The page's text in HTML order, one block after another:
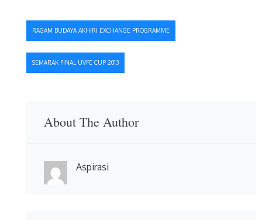
Navigasi
pos
RAGAM BUDAYA AKHIRI EXCHANGE PROGRAMME
SEMARAK FINAL UVFC CUP 2013
About The Author
Aspirasi